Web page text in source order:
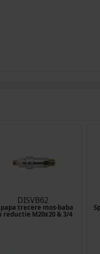
DISVB62
trecere mos-baba
reductie M20x20 & 3/4